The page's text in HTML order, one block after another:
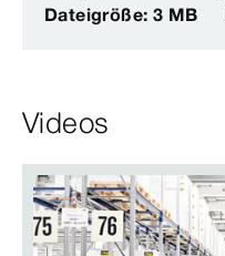
Dateigröße: 3 MB
Videos